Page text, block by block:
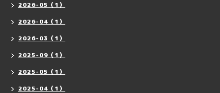
2026-05（1）
2026-04（1）
2026-03（1）
2025-09（1）
2025-05（1）
2025-04（1）